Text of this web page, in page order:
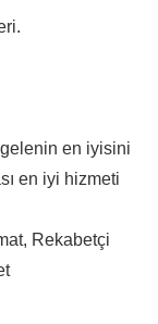
en iyisini
en iyi hizmeti
Rekabetçi